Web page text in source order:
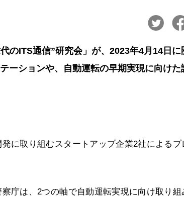
のITS通信”研究会」が、2023年4月14日
ーションや、自動運転の早期実現に向け
に取り組むスタートアップ企業2社による
庁は、2つの軸で自動運転実現に向け取り組